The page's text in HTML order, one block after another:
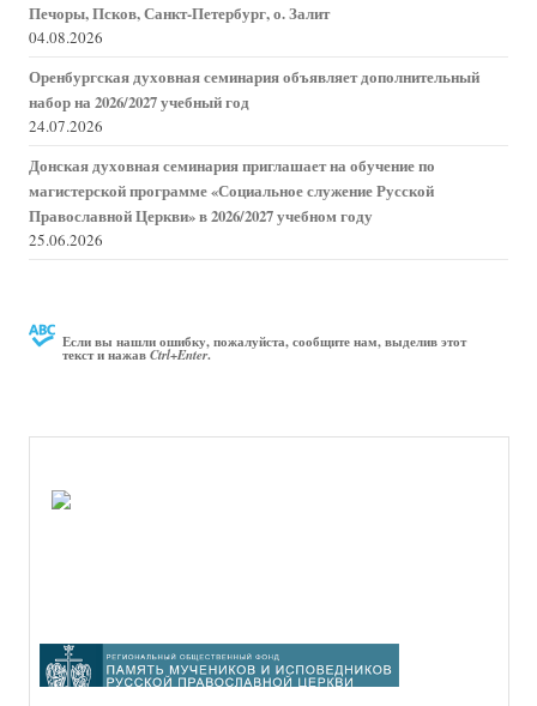
Печоры, Псков, Санкт-Петербург, о. Залит
04.08.2026
Оренбургская духовная семинария объявляет дополнительный
набор на 2026/2027 учебный год
24.07.2026
Донская духовная семинария приглашает на обучение по
магистерской программе «Социальное служение Русской
Православной Церкви» в 2026/2027 учебном году
25.06.2026
Если вы нашли ошибку, пожалуйста, сообщите нам, выделив этот
текст и нажавCtrl+Enter.